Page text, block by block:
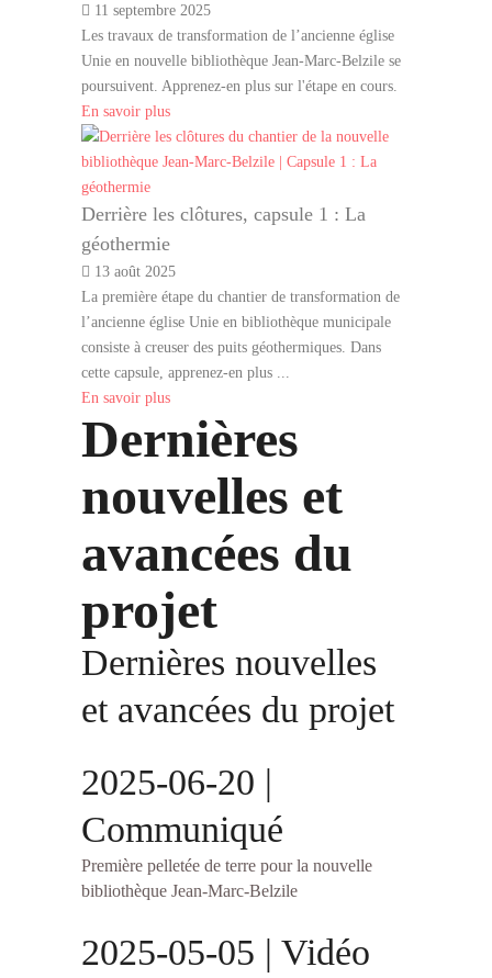
11 septembre 2025
Les travaux de transformation de l’ancienne église
Unie en nouvelle bibliothèque Jean-Marc-Belzile se
poursuivent. Apprenez-en plus sur l'étape en cours.
En savoir plus
Derrière les clôtures, capsule 1 : La
géothermie
13 août 2025
La première étape du chantier de transformation de
l’ancienne église Unie en bibliothèque municipale
consiste à creuser des puits géothermiques. Dans
cette capsule, apprenez-en plus ...
En savoir plus
Dernières
nouvelles et
avancées du
projet
Dernières nouvelles
et avancées du projet
2025-06-20 |
Communiqué
Première pelletée de terre pour la nouvelle
bibliothèque Jean-Marc-Belzile
2025-05-05 | Vidéo